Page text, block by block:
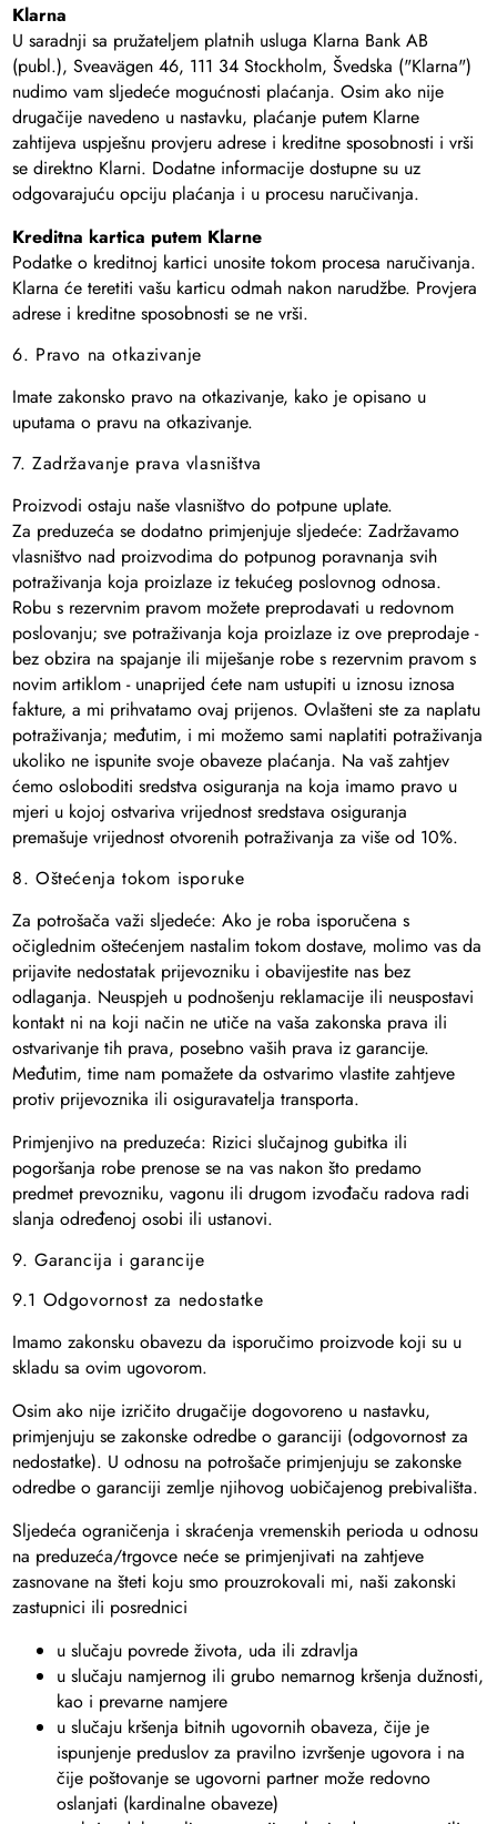
Klarna
U saradnji sa pružateljem platnih usluga Klarna Bank AB
(publ.), Sveavägen 46, 111 34 Stockholm, Švedska ("Klarna")
nudimo vam sljedeće mogućnosti plaćanja. Osim ako nije
drugačije navedeno u nastavku, plaćanje putem Klarne
zahtijeva uspješnu provjeru adrese i kreditne sposobnosti i vrši
se direktno Klarni. Dodatne informacije dostupne su uz
odgovarajuću opciju plaćanja i u procesu naručivanja.
Kreditna kartica putem Klarne
Podatke o kreditnoj kartici unosite tokom procesa naručivanja.
Klarna će teretiti vašu karticu odmah nakon narudžbe. Provjera
adrese i kreditne sposobnosti se ne vrši.
6. Pravo na otkazivanje
Imate zakonsko pravo na otkazivanje, kako je opisano u
uputama o pravu na otkazivanje.
7. Zadržavanje prava vlasništva
Proizvodi ostaju naše vlasništvo do potpune uplate.
Za preduzeća se dodatno primjenjuje sljedeće: Zadržavamo
vlasništvo nad proizvodima do potpunog poravnanja svih
potraživanja koja proizlaze iz tekućeg poslovnog odnosa.
Robu s rezervnim pravom možete preprodavati u redovnom
poslovanju; sve potraživanja koja proizlaze iz ove preprodaje -
bez obzira na spajanje ili miješanje robe s rezervnim pravom s
novim artiklom - unaprijed ćete nam ustupiti u iznosu iznosa
fakture, a mi prihvatamo ovaj prijenos. Ovlašteni ste za naplatu
potraživanja; međutim, i mi možemo sami naplatiti potraživanja
ukoliko ne ispunite svoje obaveze plaćanja. Na vaš zahtjev
ćemo osloboditi sredstva osiguranja na koja imamo pravo u
mjeri u kojoj ostvariva vrijednost sredstava osiguranja
premašuje vrijednost otvorenih potraživanja za više od 10%.
8. Oštećenja tokom isporuke
Za potrošača važi sljedeće: Ako je roba isporučena s
očiglednim oštećenjem nastalim tokom dostave, molimo vas da
prijavite nedostatak prijevozniku i obavijestite nas bez
odlaganja. Neuspjeh u podnošenju reklamacije ili neuspostavi
kontakt ni na koji način ne utiče na vaša zakonska prava ili
ostvarivanje tih prava, posebno vaših prava iz garancije.
Međutim, time nam pomažete da ostvarimo vlastite zahtjeve
protiv prijevoznika ili osiguravatelja transporta.
Primjenjivo na preduzeća: Rizici slučajnog gubitka ili
pogoršanja robe prenose se na vas nakon što predamo
predmet prevozniku, vagonu ili drugom izvođaču radova radi
slanja određenoj osobi ili ustanovi.
9. Garancija i garancije
9.1 Odgovornost za nedostatke
Imamo zakonsku obavezu da isporučimo proizvode koji su u
skladu sa ovim ugovorom.
Osim ako nije izričito drugačije dogovoreno u nastavku,
primjenjuju se zakonske odredbe o garanciji (odgovornost za
nedostatke). U odnosu na potrošače primjenjuju se zakonske
odredbe o garanciji zemlje njihovog uobičajenog prebivališta.
Sljedeća ograničenja i skraćenja vremenskih perioda u odnosu
na preduzeća/trgovce neće se primjenjivati ​​na zahtjeve
zasnovane na šteti koju smo prouzrokovali mi, naši zakonski
zastupnici ili posrednici
u slučaju povrede života, uda ili zdravlja
u slučaju namjernog ili grubo nemarnog kršenja dužnosti,
kao i prevarne namjere
u slučaju kršenja bitnih ugovornih obaveza, čije je
ispunjenje preduslov za pravilno izvršenje ugovora i na
čije poštovanje se ugovorni partner može redovno
oslanjati (kardinalne obaveze)